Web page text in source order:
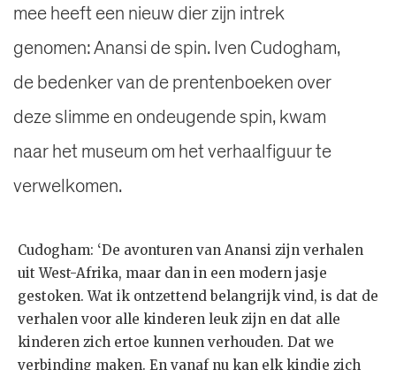
mee heeft een nieuw dier zijn intrek
genomen: Anansi de spin. Iven Cudogham,
de bedenker van de prentenboeken over
deze slimme en ondeugende spin, kwam
naar het museum om het verhaalfiguur te
verwelkomen.
Cudogham: ‘De avonturen van Anansi zijn verhalen
uit West-Afrika, maar dan in een modern jasje
gestoken. Wat ik ontzettend belangrijk vind, is dat de
verhalen voor alle kinderen leuk zijn en dat alle
kinderen zich ertoe kunnen verhouden. Dat we
verbinding maken. En vanaf nu kan elk kindje zich